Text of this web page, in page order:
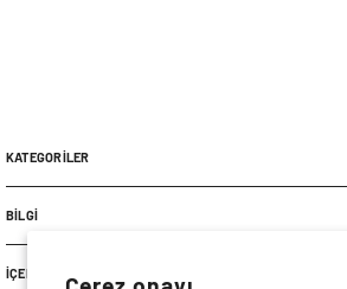
KATEGORILER
BILGI
İÇERIK